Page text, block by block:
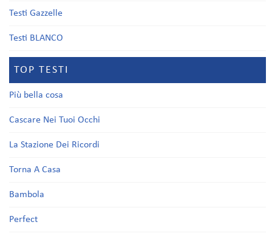
Testi Gazzelle
Testi BLANCO
TOP TESTI
Più bella cosa
Cascare Nei Tuoi Occhi
La Stazione Dei Ricordi
Torna A Casa
Bambola
Perfect